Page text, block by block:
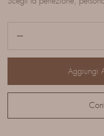
Aggiungi